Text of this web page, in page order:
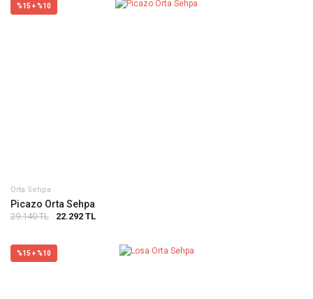
%15 + %10
Orta Sehpa
Picazo Orta Sehpa
29.140 TL 22.292 TL
%15 + %10